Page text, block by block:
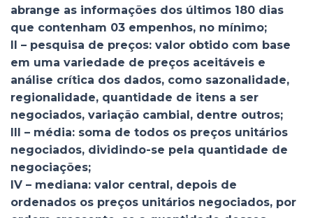
abrange as informações dos últimos 180 dias
que contenham 03 empenhos, no mínimo;
II – pesquisa de preços: valor obtido com base
em uma variedade de preços aceitáveis e
análise crítica dos dados, como sazonalidade,
regionalidade, quantidade de itens a ser
negociados, variação cambial, dentre outros;
III – média: soma de todos os preços unitários
negociados, dividindo-se pela quantidade de
negociações;
IV – mediana: valor central, depois de
ordenados os preços unitários negociados, por